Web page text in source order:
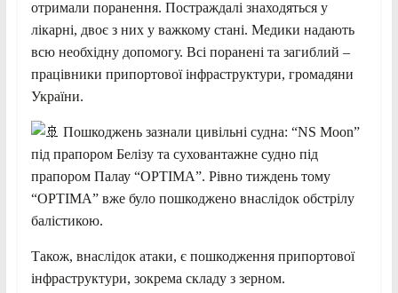
отримали поранення. Постраждалі знаходяться у
лікарні, двоє з них у важкому стані. Медики надають
всю необхідну допомогу. Всі поранені та загиблий –
працівники припортової інфраструктури, громадяни
України.
Пошкоджень зазнали цивільні судна: “NS Moon”
під прапором Белізу та суховантажне судно під
прапором Палау “OPTIMA”. Рівно тиждень тому
“OPTIMA” вже було пошкоджено внаслідок обстрілу
балістикою.
Також, внаслідок атаки, є пошкодження припортової
інфраструктури, зокрема складу з зерном.